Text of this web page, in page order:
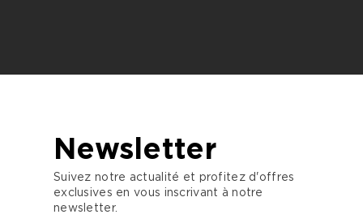
Newsletter
Suivez notre actualité et profitez d'offres
exclusives en vous inscrivant à notre
newsletter.